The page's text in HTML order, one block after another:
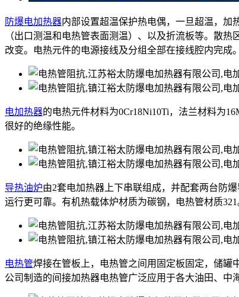
防爆电加热器内部设置超温保护热电偶，一旦超温，加
（出口测温和电热管表面测温）、以及折流板等。散
改变。电热元件的电源接线及分组全部在接线腔内完成。
电加热器的电热元件材料为0Cr18Ni10Ti，法兰材料为
很好的绝缘性能。
导热油炉由2套电加热器上下串联组成，并配套两台防
运行更可靠。有机热载体炉材质为碳钢，电热管材质
电热管焊接在管板上，电热管之间用固定板固定，储罐
公司制造的间接加热器电热管广泛应用于各大油田、中